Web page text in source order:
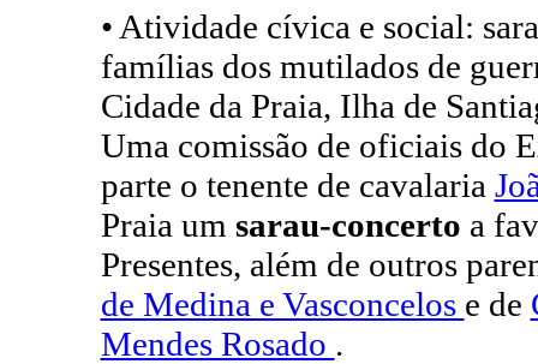
• Atividade cívica e social:
famílias dos mutilados de
Cidade da Praia, Ilha de
Uma comissão de oficiais do
parte o tenente de cavalaria
Praia um sarau-concerto a
Presentes, além de outros
de Medina e Vasconcelos e de
Mendes Rosado .